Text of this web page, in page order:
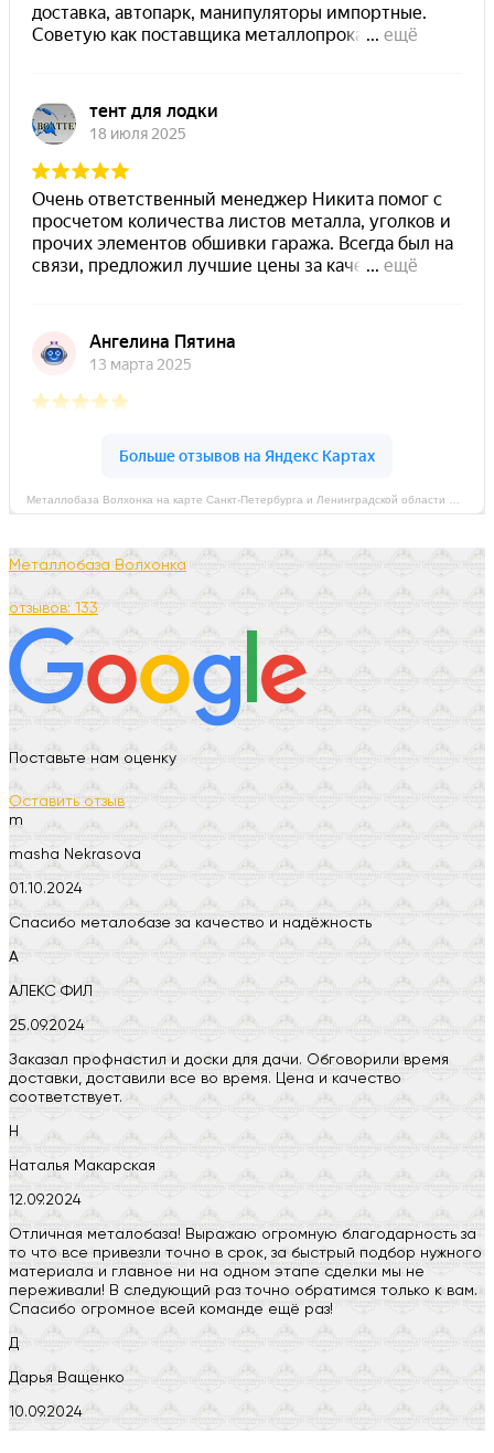
Металлобаза Волхонка
отзывов: 133
Поставьте нам оценку
Оставить отзыв
m
masha Nekrasova
01.10.2024
Спасибо металобазе за качество и надёжность
А
АЛЕКС ФИЛ
25.09.2024
Заказал профнастил и доски для дачи. Обговорили время
доставки, доставили все во время. Цена и качество
соответствует.
Н
Наталья Макарская
12.09.2024
Отличная металобаза! Выражаю огромную благодарность за
то что все привезли точно в срок, за быстрый подбор нужного
материала и главное ни на одном этапе сделки мы не
переживали! В следующий раз точно обратимся только к вам.
Спасибо огромное всей команде ещё раз!
Д
Дарья Ващенко
10.09.2024